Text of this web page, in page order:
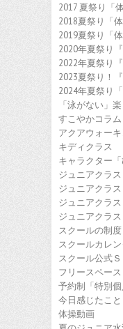
2017 夏祭り「
2018夏祭り「
2019夏祭り「
2020年夏祭り
2022年夏祭り
2023夏祭り！
2024年夏祭り
「泳がない」
すこやかコラム
アクアウォー
キディクラス
キャラクター「
ジュニアクラ
ジュニアクラ
ジュニアクラ
ジュニアクラ
スクールの制度
スクールカレ
スクール公式
フリースペー
予約制「特別個
今日感じたこと
体操動画